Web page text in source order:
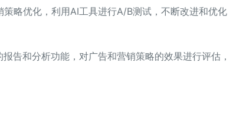
略优化，利用AI工具进行A/B测试，不断改进和优化
告和分析功能，对广告和营销策略的效果进行评估，